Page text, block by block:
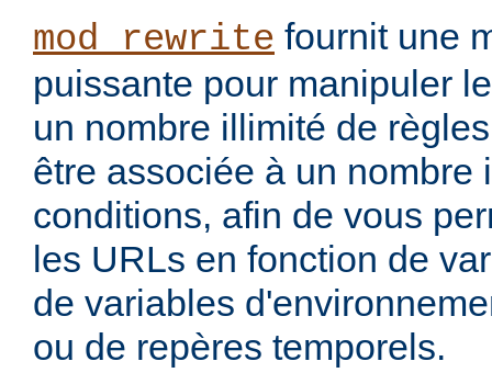
mod_rewrite fournit une
puissante pour manipuler
un nombre illimité de
être associée à un nombre
conditions, afin de vous
les URLs en fonction de
de variables
ou de repères temporels.